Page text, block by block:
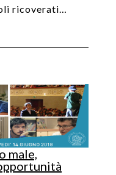
ricoverati…
male,